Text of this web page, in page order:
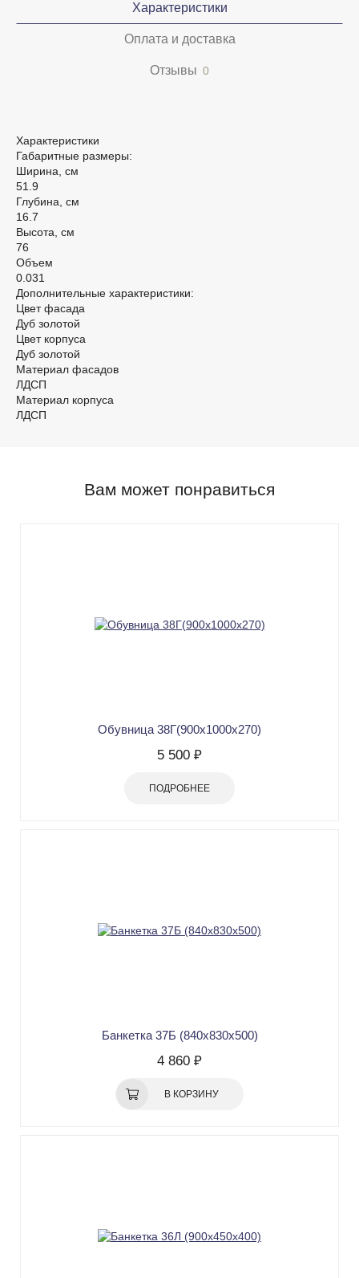
Характеристики
Оплата и доставка
Отзывы 0
Характеристики
Габаритные размеры:
Ширина, см
51.9
Глубина, см
16.7
Высота, см
76
Объем
0.031
Дополнительные характеристики:
Цвет фасада
Дуб золотой
Цвет корпуса
Дуб золотой
Материал фасадов
ЛДСП
Материал корпуса
ЛДСП
Вам может понравиться
Обувница 38Г(900х1000х270)
5 500 ₽
ПОДРОБНЕЕ
Банкетка 37Б (840х830х500)
4 860 ₽
В КОРЗИНУ